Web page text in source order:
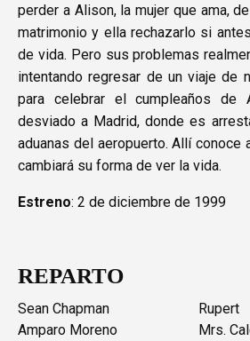
perder a Alison, la mujer que ama,
matrimonio y ella rechazarlo si
de vida. Pero sus problemas
intentando regresar de un viaje de
para celebrar el cumpleaños de
desviado a Madrid, donde es
aduanas del aeropuerto. Allí conoce
cambiará su forma de ver la vida.
Estreno: 2 de diciembre de 1999
REPARTO
Sean Chapman
Rupert
Amparo Moreno
Mrs.